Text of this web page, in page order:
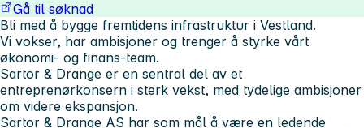
Gå til søknad
Bli med å bygge fremtidens infrastruktur i Vestland.
Vi vokser, har ambisjoner og trenger å styrke vårt
økonomi- og finans-team.
Sartor & Drange er en sentral del av et
entreprenørkonsern i sterk vekst, med tydelige ambisjoner
om videre ekspansjon.
Sartor & Drange AS har som mål å være en ledende